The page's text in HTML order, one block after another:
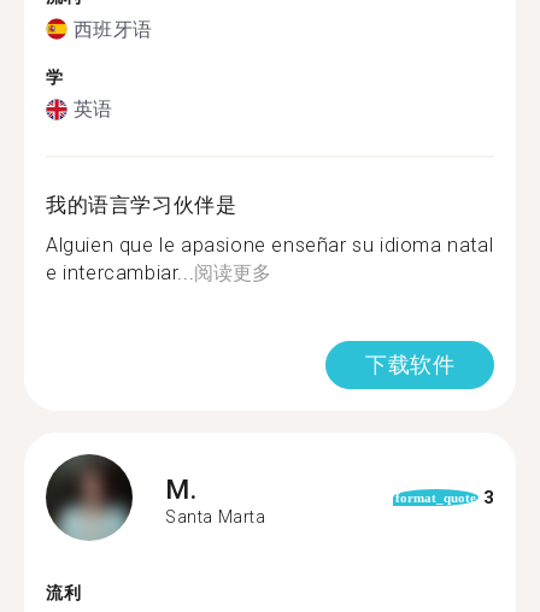
西班牙语
学
英语
我的语言学习伙伴是
Alguien que le apasione enseñar su idioma natal
e intercambiar...阅读更多
下载软件
M.
Santa Marta
format_quote 3
流利